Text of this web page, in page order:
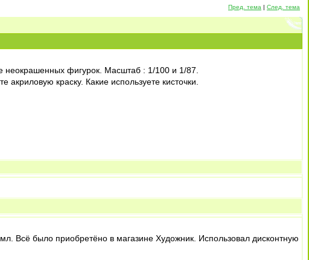
Пред. тема | След. тема
неокрашенных фигурок. Масштаб : 1/100 и 1/87.
краску. Какие используете кисточки.
Всё было приобретёно в магазине Художник. Использовал дисконтную